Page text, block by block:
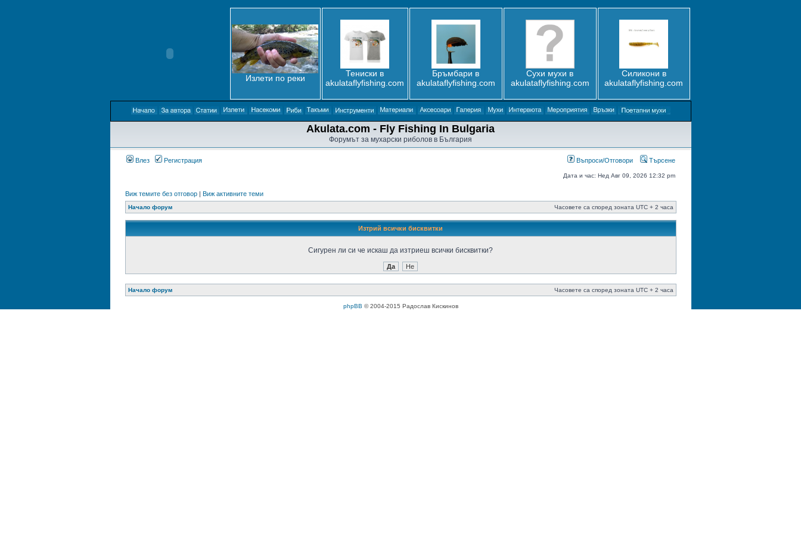
Излети по реки
Тениски в
akulataflyfishing.com
Бръмбари в
akulataflyfishing.com
Сухи мухи в
akulataflyfishing.com
Силикони в
akulataflyfishing.com
Akulata.com - Fly Fishing In Bulgaria
Форумът за мухарски риболов в България
Влез Регистрация Въпроси/Отговори Търсене
Дата и час: Нед Авг 09, 2026 12:32 pm
Виж темите без отговор| Виж активните теми
Начало форум Часовете са според зоната UTC + 2 часа
Изтрий всички бисквитки
Сигурен ли си че искаш да изтриеш всички бисквитки?
Начало форум Часовете са според зоната UTC + 2 часа
phpBB © 2004-2015 Радослав Кискинов